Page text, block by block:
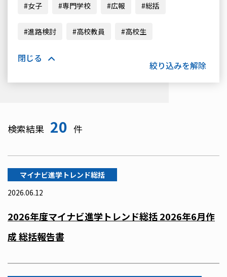
女子 専門学校 広報 総括
進路検討 高校教員 高校生
閉じる
検索結果 20 件
マイナビ進学トレンド総括
2026.06.12
2026年度マイナビ進学トレンド総括 2026年6月作
成 総括報告書